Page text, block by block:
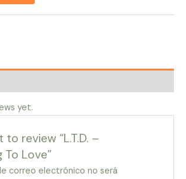
yet.
review “L.T.D. –
Love”
correo electrónico no será